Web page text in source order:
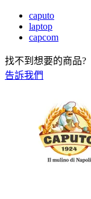
caputo
laptop
capcom
找不到想要的商品?
告訴我們